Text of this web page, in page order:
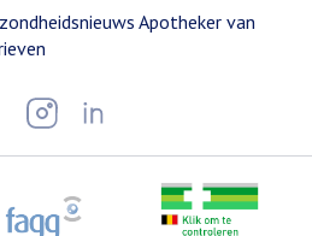
Apotheker van